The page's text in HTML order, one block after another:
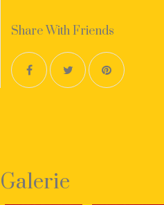
Share With Friends
Galerie